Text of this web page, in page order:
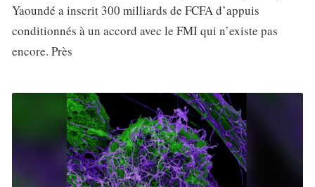
Yaoundé a inscrit 300 milliards de FCFA d’appuis
conditionnés à un accord avec le FMI qui n’existe pas
encore. Près